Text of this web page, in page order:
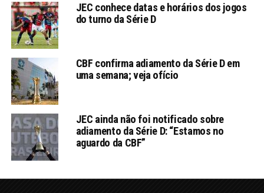
JEC conhece datas e horários dos jogos
do turno da Série D
CBF confirma adiamento da Série D em
uma semana; veja ofício
JEC ainda não foi notificado sobre
adiamento da Série D: “Estamos no
aguardo da CBF”